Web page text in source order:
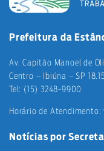
Prefeitura da
Av. Capitão Manoel de
Centro – Ibiúna – SP
Tel: (15) 3248-9900
Horário de Atendimento:
Notícias por